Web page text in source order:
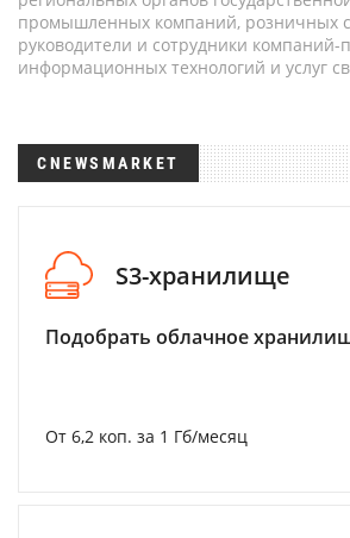
промышленных компаний, розничных
руководители и сотрудники компаний-
информационных технологий и услуг
CNEWSMARKET
S3-хранилище
Подобрать облачное
От 6,2 коп. за 1 Гб/месяц